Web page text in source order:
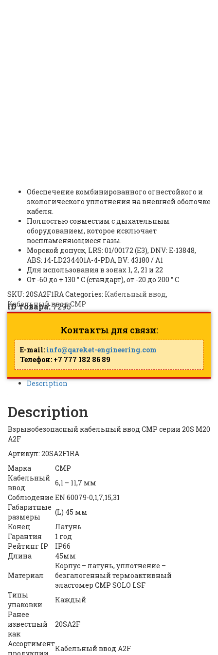
Обеспечение комбинированного огнестойкого и
экологического уплотнения на внешней оболочке
кабеля.
Полностью совместим с дыхательным
оборудованием, которое исключает
воспламеняющиеся газы.
Морской допуск, LRS: 01/00172 (E3), DNV: E-13848,
ABS: 14-LD234401A-4-PDA, BV: 43180 / A1
Для использования в зонах 1, 2, 21 и 22
От -60 до + 130 ° C (стандарт), от -20 до 200 ° C
SKU: 20SA2F1RACategories: Кабельный ввод,
Кабельный ввод CMP
ID товара:7295
Контакты для связи:
E-mail: info@qareket-engineering.com
Телефон: +7 777 182 86 89
Description
Description
Взрывобезопасный кабельный ввод CMP серии 20S M20
A2F
Артикул: 20SA2F1RA
Марка
CMP
Кабельный
ввод
6,1 – 11,7 мм
Соблюдение EN 60079-0,1,7,15,31
Габаритные
размеры
(L) 45 мм
Конец
Латунь
Гарантия
1 год
Рейтинг IP
IP66
Длина
45мм
Материал
Корпус – латунь, уплотнение –
безгалогенный термоактивный
эластомер CMP SOLO LSF
Типы
упаковки
Каждый
Ранее
известный
как
20SA2F
Ассортимент
Кабельный ввод A2F